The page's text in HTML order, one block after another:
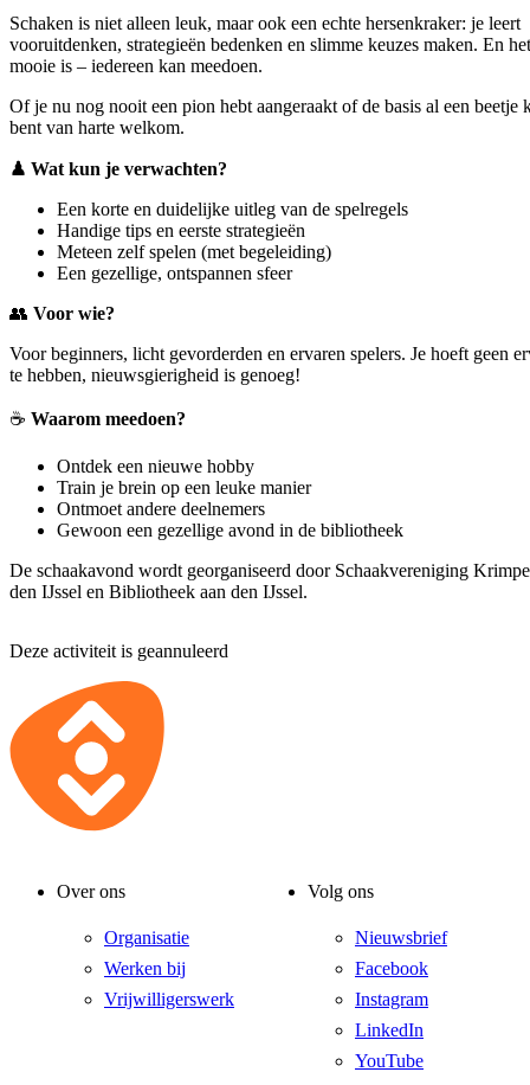
Schaken is niet alleen leuk, maar ook een echte hersenkraker: je leert
vooruitdenken, strategieën bedenken en slimme keuzes maken. En het
mooie is – iedereen kan meedoen.
Of je nu nog nooit een pion hebt aangeraakt of de basis al een beetje
bent van harte welkom.
♟ Wat kun je verwachten?
Een korte en duidelijke uitleg van de spelregels
Handige tips en eerste strategieën
Meteen zelf spelen (met begeleiding)
Een gezellige, ontspannen sfeer
👥 Voor wie?
Voor beginners, licht gevorderden en ervaren spelers. Je hoeft geen
te hebben, nieuwsgierigheid is genoeg!
☕ Waarom meedoen?
Ontdek een nieuwe hobby
Train je brein op een leuke manier
Ontmoet andere deelnemers
Gewoon een gezellige avond in de bibliotheek
De schaakavond wordt georganiseerd door Schaakvereniging
den IJssel en Bibliotheek aan den IJssel.
Deze activiteit is geannuleerd
Over ons
Organisatie
Werken bij
Vrijwilligerswerk
Volg ons
Nieuwsbrief
Facebook
Instagram
LinkedIn
YouTube